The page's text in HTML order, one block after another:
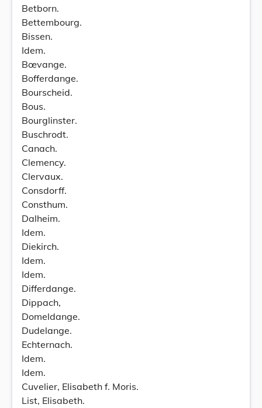
Betborn.
Bettembourg.
Bissen.
Idem.
Bœvange.
Bofferdange.
Bourscheid.
Bous.
Bourglinster.
Buschrodt.
Canach.
Clemency.
Clervaux.
Consdorff.
Consthum.
Dalheim.
Idem.
Diekirch.
Idem.
Idem.
Differdange.
Dippach,
Domeldange.
Dudelange.
Echternach.
Idem.
Idem.
Cuvelier, Elisabeth f. Moris.
List, Elisabeth.